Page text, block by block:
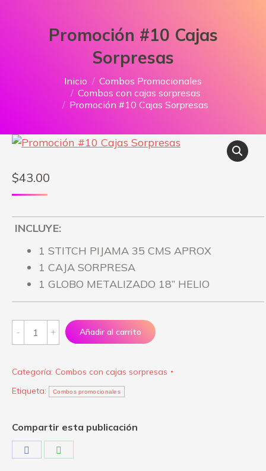
Promoción #10 Cajas
Sorpresas
Estás aquí:Inicio
Combos Promocionales
Combos con cajas sorpresas
Promoción #10 Cajas Sorpresas
$43.00
INCLUYE:
1 STITCH PIJAMA 35 CMS APROX
1 CAJA SORPRESA
1 GLOBO METALIZADO 18” HELIO
Promoción
#10
Sorpresas
quantity
Añadir al carrito
Categoría: Combos con cajas sorpresas
Etiqueta:
Combos promocionales
Compartir esta publicación